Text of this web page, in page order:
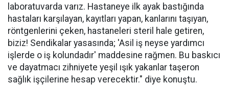
laboratuvarda varız. Hastaneye ilk ayak bastığında
hastaları karşılayan, kayıtları yapan, kanlarını taşıyan,
röntgenlerini çeken, hastaneleri steril hale getiren,
biziz! Sendikalar yasasında; 'Asil iş neyse yardımcı
işlerde o iş kolundadır' maddesine rağmen. Bu baskıcı
ve dayatmacı zihniyete yeşil ışık yakanlar taşeron
sağlık işçilerine hesap verecektir." diye konuştu.